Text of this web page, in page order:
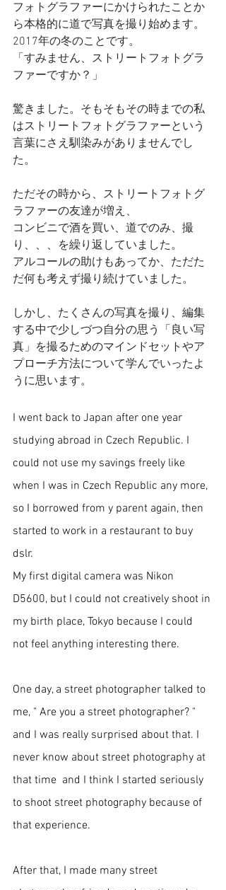
フォトグラファーにかけられたことか
ら本格的に道で写真を撮り始めます。
2017年の冬のことです。
「すみません、ストリートフォトグラ
ファーですか？」
驚きました。そもそもその時までの私
はストリートフォトグラファーという
言葉にさえ馴染みがありませんでし
た。
ただその時から、ストリートフォトグ
ラファーの友達が増え、
コンビニで酒を買い、道でのみ、撮
り、、、を繰り返していました。
アルコールの助けもあってか、ただた
だ何も考えず撮り続けていました。
しかし、たくさんの写真を撮り、編集
する中で少しづつ自分の思う「良い写
真」を撮るためのマインドセットやア
プローチ方法について学んでいったよ
うに思います。
I went back to Japan after one year
studying abroad in Czech Republic. I
could not use my savings freely like
when I was in Czech Republic any more,
so I borrowed from y parent again, then
started to work in a restaurant to buy
dslr.
My first digital camera was Nikon
D5600, but I could not creatively shoot in
my birth place, Tokyo because I could
not feel anything interesting there.
One day, a street photographer talked to
me, " Are you a street photographer? "
and I was really surprised about that. I
never know about street photography at
that time  and I think I started seriously
to shoot street photography because of
that experience.
After that, I made many street